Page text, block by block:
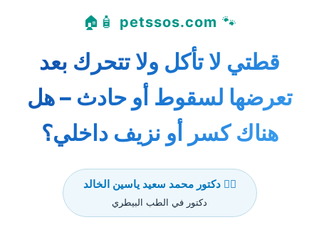
🐾
petssos.com
🧴🏠
قطتي لا تأكل ولا تتحرك بعد
تعرضها لسقوط أو حادث – هل
هناك كسر أو نزيف داخلي؟
👨‍⚕️ دكتور محمد سعيد ياسين الخالد
دكتور في الطب البيطري